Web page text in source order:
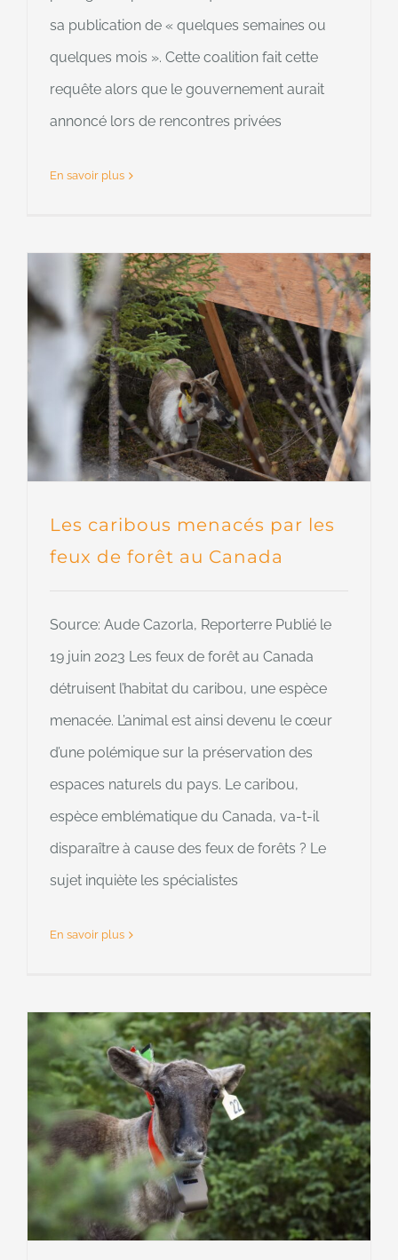
sa publication de « quelques semaines ou
quelques mois ». Cette coalition fait cette
requête alors que le gouvernement aurait
annoncé lors de rencontres privées
En savoir plus
Les caribous menacés par les
feux de forêt au Canada
Source: Aude Cazorla, Reporterre Publié le
19 juin 2023 Les feux de forêt au Canada
détruisent l’habitat du caribou, une espèce
menacée. L’animal est ainsi devenu le cœur
d’une polémique sur la préservation des
espaces naturels du pays. Le caribou,
espèce emblématique du Canada, va-t-il
disparaître à cause des feux de forêts ? Le
sujet inquiète les spécialistes
En savoir plus